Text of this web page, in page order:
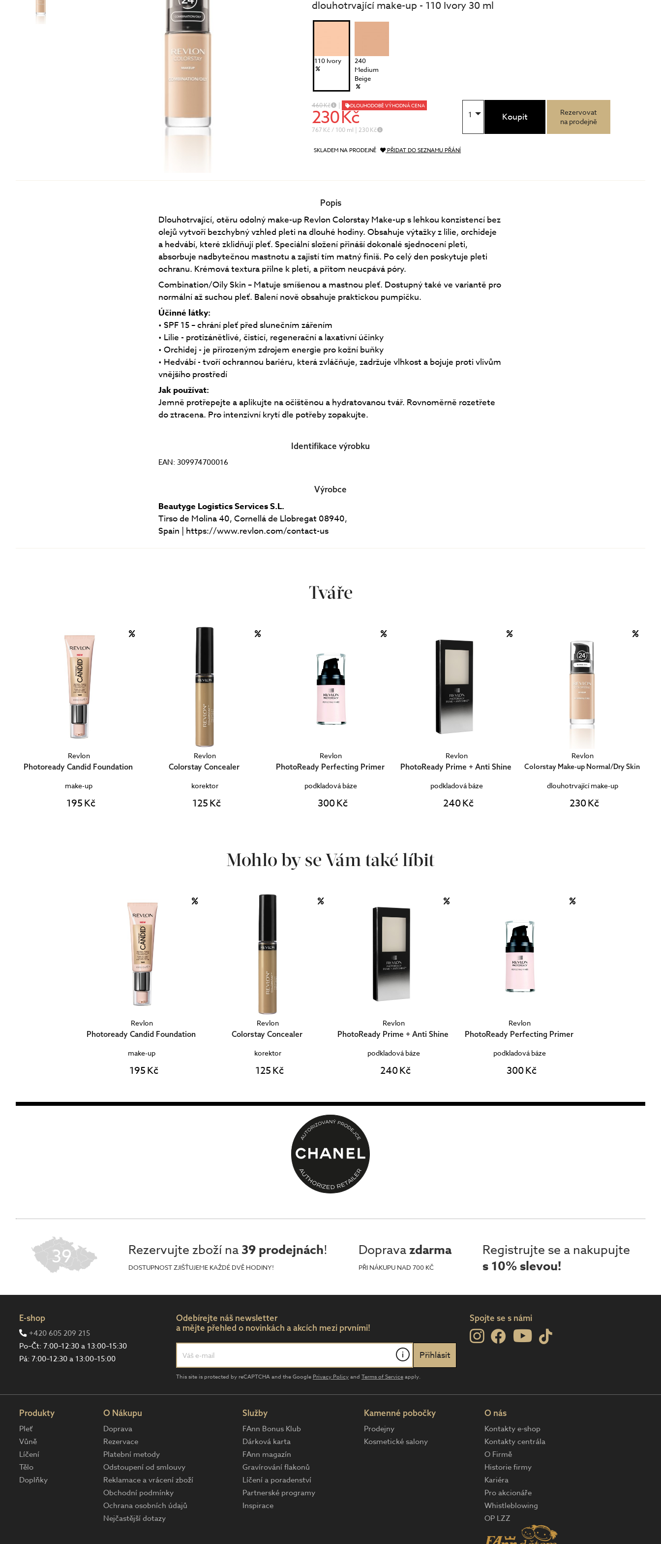
BB/CC krémy
péče o řasy a obočí
dlouhotrvající make-up - 110 Ivory 30 ml
110 Ivory
240
Medium
Beige
460 Kč | DLOUHODOBĚ VÝHODNÁ CENA
230 Kč
767 Kč / 100 ml | 230 Kč
1 Koupit
Rezervovat
na prodejně
SKLADEM NA PRODEJNĚ PŘIDAT DO SEZNAMU PŘÁNÍ
Popis
Dlouhotrvající, otěru odolný make-up Revlon Colorstay Make-up s lehkou konzistencí bez
olejů vytvoří bezchybný vzhled pleti na dlouhé hodiny. Obsahuje výtažky z lilie, orchideje
a hedvábí, které zklidňují pleť. Speciální složení přináší dokonalé sjednocení pleti,
absorbuje nadbytečnou mastnotu a zajistí tím matný finiš. Po celý den poskytuje pleti
ochranu. Krémová textura přilne k pleti, a přitom neucpává póry.
Combination/Oily Skin – Matuje smíšenou a mastnou pleť. Dostupný také ve variantě pro
normální až suchou pleť. Balení nově obsahuje praktickou pumpičku.
Účinné látky:
• SPF 15 – chrání pleť před slunečním zářením
• Lilie - protizánětlivé, čistící, regenerační a laxativní účinky
• Orchidej - je přirozeným zdrojem energie pro kožní buňky
• Hedvábí - tvoří ochrannou bariéru, která zvláčňuje, zadržuje vlhkost a bojuje proti vlivům
vnějšího prostředí
Jak používat:
Jemně protřepejte a aplikujte na očištěnou a hydratovanou tvář. Rovnoměrně rozetřete
do ztracena. Pro intenzivní krytí dle potřeby zopakujte.
Identifikace výrobku
EAN: 309974700016
Výrobce
Beautyge Logistics Services S.L.
Tirso de Molina 40, Cornellá de Llobregat 08940,
Spain | https://www.revlon.com/contact-us
Tváře
Revlon
Photoready Candid Foundation
make-up
195 Kč
Revlon
Colorstay Concealer
korektor
125 Kč
Revlon
PhotoReady Perfecting Primer
podkladová báze
300 Kč
Revlon
PhotoReady Prime + Anti Shine
podkladová báze
240 Kč
Revlon
Colorstay Make-up Normal/Dry Skin
dlouhotrvající make-up
230 Kč
Mohlo by se Vám také líbit
Revlon
Photoready Candid Foundation
make-up
195 Kč
Revlon
Colorstay Concealer
korektor
125 Kč
Revlon
PhotoReady Prime + Anti Shine
podkladová báze
240 Kč
Revlon
PhotoReady Perfecting Primer
podkladová báze
300 Kč
39 Rezervujte zboží na 39 prodejnách!
DOSTUPNOST ZJIŠŤUJEME KAŽDÉ DVĚ HODINY!
Dopravazdarma
PŘI NÁKUPU NAD 700 KČ
Registrujte se a nakupujte
s 10% slevou!
E-shop
+420 605 209 215
Po–Čt: 7:00–12:30 a 13:00–15:30
Pá: 7:00–12:30 a 13:00–15:00
Odebírejte náš newsletter
a mějte přehled o novinkách a akcích mezi prvními!
i
This site is protected by reCAPTCHA and the Google Privacy Policyand Terms of Serviceapply.
Spojte se s námi
Produkty
Pleť
Vůně
Líčení
Tělo
Doplňky
O Nákupu
Doprava
Rezervace
Platební metody
Odstoupení od smlouvy
Reklamace a vrácení zboží
Obchodní podmínky
Ochrana osobních údajů
Nejčastější dotazy
Služby
FAnn Bonus Klub
Dárková karta
FAnn magazín
Gravírování flakonů
Líčení a poradenství
Partnerské programy
Inspirace
Kamenné pobočky
Prodejny
Kosmetické salony
O nás
Kontakty e-shop
Kontakty centrála
O Firmě
Historie firmy
Kariéra
Pro akcionáře
Whistleblowing
OP LZZ